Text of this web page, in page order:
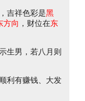
吉祥色彩是黑
方向 ，财位在东
生男，若八月则
利有赚钱、大发